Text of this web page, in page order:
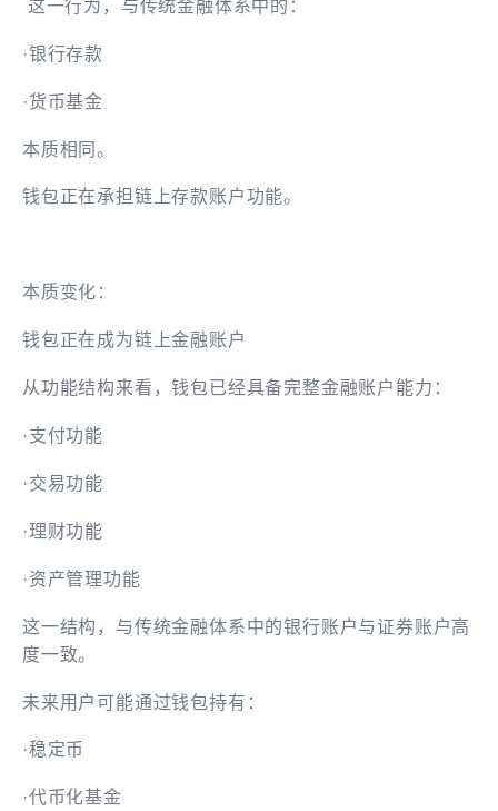
这一行为，与传统金融体系中的：
·银行存款
·货币基金
本质相同。
钱包正在承担链上存款账户功能。
本质变化：
钱包正在成为链上金融账户
从功能结构来看，钱包已经具备完整金融账户能力：
·支付功能
·交易功能
·理财功能
·资产管理功能
这一结构，与传统金融体系中的银行账户与证券账户高
度一致。
未来用户可能通过钱包持有：
·稳定币
·代币化基金